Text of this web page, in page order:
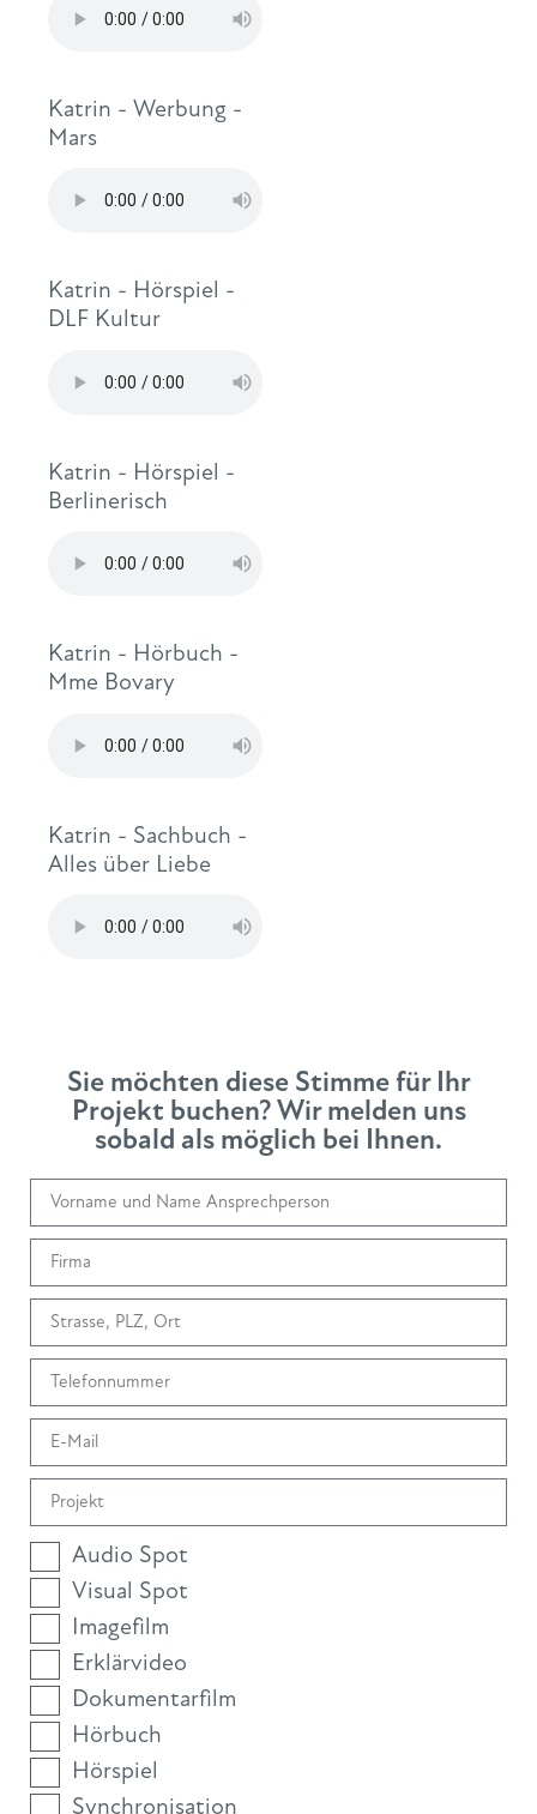
Katrin - Werbung -
Mars
Katrin - Hörspiel -
DLF Kultur
Katrin - Hörspiel -
Berlinerisch
Katrin - Hörbuch -
Mme Bovary
Katrin - Sachbuch -
Alles über Liebe
Sie möchten diese Stimme für Ihr
Projekt buchen? Wir melden uns
sobald als möglich bei Ihnen.
Audio Spot
Visual Spot
Imagefilm
Erklärvideo
Dokumentarfilm
Hörbuch
Hörspiel
Synchronisation